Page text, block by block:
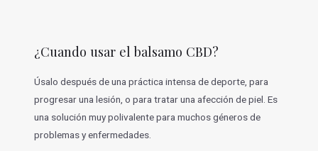
¿Cuando usar el balsamo CBD?
Úsalo después de una práctica intensa de deporte, para
progresar una lesión, o para tratar una afección de piel. Es
una solución muy polivalente para muchos géneros de
problemas y enfermedades.